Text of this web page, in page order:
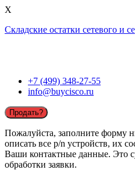
X
Складские остатки сетевого и
+7 (499) 348-27-55
info@buycisco.ru
Продать?
Пожалуйста, заполните форму
описать все p/n устройств, их
Ваши контактные данные. Это
обработки заявки.